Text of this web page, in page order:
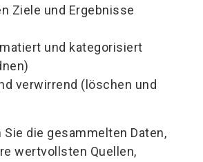
Ziele und Ergebnisse
und kategorisiert
verwirrend (löschen und
Sie die gesammelten Daten,
wertvollsten Quellen,